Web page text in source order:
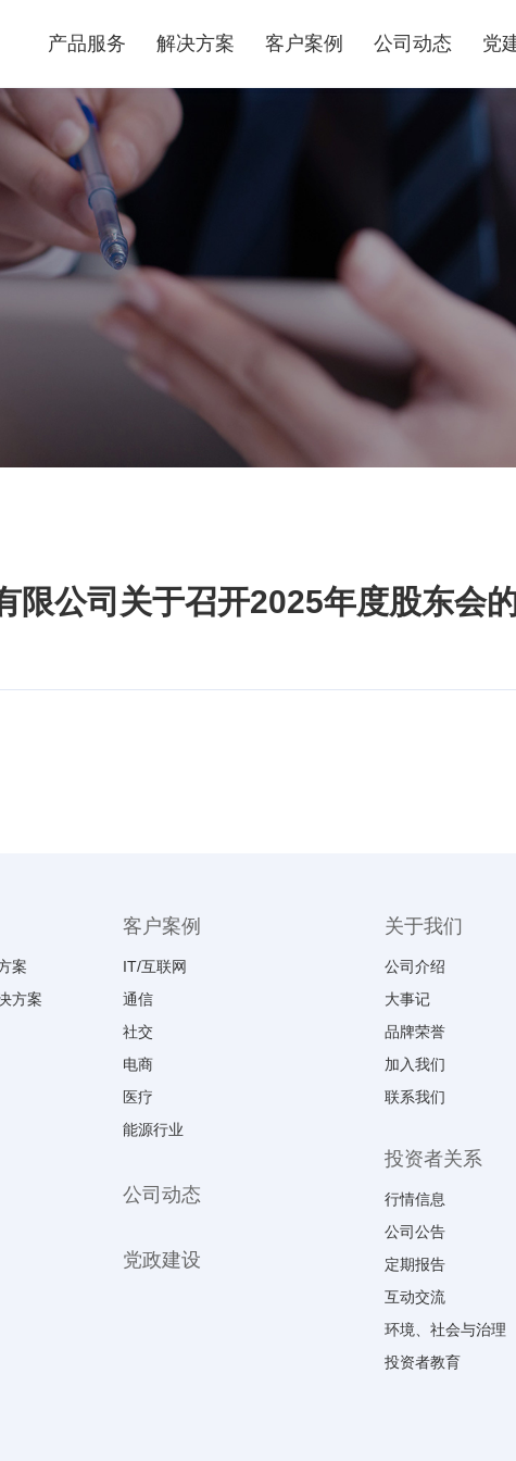
产品服务
产品运维交付服务
数据中心综合服务
集成交付服务
解决方案
互联网行业解决方案
医疗行业解决方案
能源行业解决方案
电商行业解决方案
客户案例 公司动态 党
限公司关于召开2025年度股东会
案
方案
客户案例
IT/互联网
通信
社交
电商
医疗
能源行业
公司动态
党政建设
关于我们
公司介绍
大事记
品牌荣誉
加入我们
联系我们
投资者关系
行情信息
公司公告
定期报告
互动交流
环境、社会与治理
投资者教育